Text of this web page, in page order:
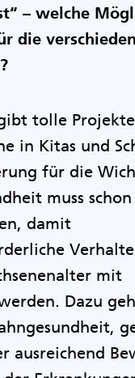
– welche
die
tolle
in Kitas und
für die
muss
damit
mit
Dazu
ausreichend